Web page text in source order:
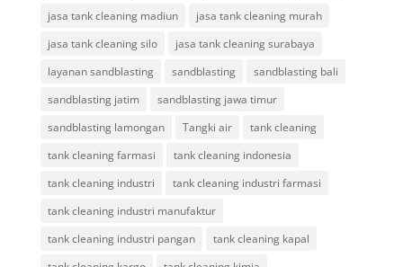
jasa tank cleaning madiun
jasa tank cleaning murah
jasa tank cleaning silo
jasa tank cleaning surabaya
layanan sandblasting
sandblasting
sandblasting bali
sandblasting jatim
sandblasting jawa timur
sandblasting lamongan
Tangki air
tank cleaning
tank cleaning farmasi
tank cleaning indonesia
tank cleaning industri
tank cleaning industri farmasi
tank cleaning industri manufaktur
tank cleaning industri pangan
tank cleaning kapal